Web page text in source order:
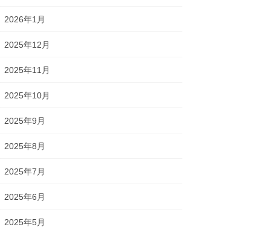
2026年1月
2025年12月
2025年11月
2025年10月
2025年9月
2025年8月
2025年7月
2025年6月
2025年5月